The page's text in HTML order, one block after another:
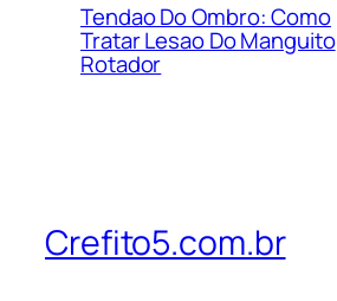
Tendao Do Ombro: Como
Tratar Lesao Do Manguito
Rotador
Crefito5.com.br